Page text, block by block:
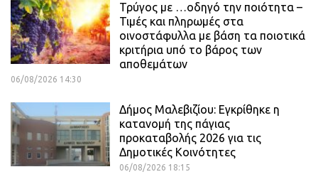
Τρύγος με …οδηγό την ποιότητα –
Τιμές και πληρωμές στα
οινοστάφυλλα με βάση τα ποιοτικά
κριτήρια υπό το βάρος των
αποθεμάτων
06/08/2026 14:30
Δήμος Μαλεβιζίου: Εγκρίθηκε η
κατανομή της πάγιας
προκαταβολής 2026 για τις
Δημοτικές Κοινότητες
06/08/2026 18:15